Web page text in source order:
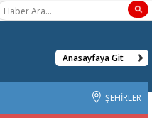
Anasayfaya Git
ŞEHİRLER